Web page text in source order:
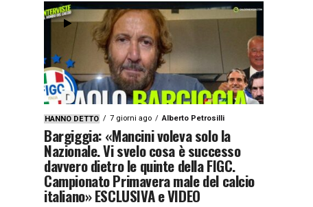
HANNO DETTO 7 giorni ago Alberto Petrosilli
Bargiggia: «Mancini voleva solo la
Nazionale. Vi svelo cosa è successo
davvero dietro le quinte della FIGC.
Campionato Primavera male del calcio
italiano» ESCLUSIVA e VIDEO